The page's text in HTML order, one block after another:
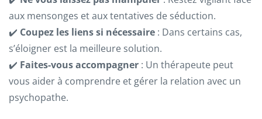
aux mensonges et aux tentatives de séduction.
✔️ Coupez les liens si nécessaire : Dans certains cas,
s’éloigner est la meilleure solution.
✔️ Faites-vous accompagner : Un thérapeute peut
vous aider à comprendre et gérer la relation avec un
psychopathe.